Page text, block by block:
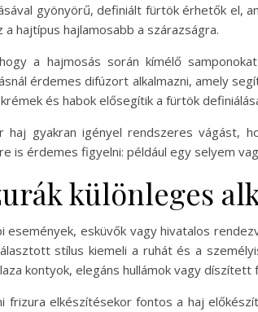
gyönyörű, definiált fürtök érhetők el,
a hajtípus hajlamosabb a szárazságra.
a hajmosás során kímélő
érdemes difúzort alkalmazni, amely
és habok elősegítik a fürtök
haj gyakran igényel rendszeres vágást,
is érdemes figyelni: például egy selyem
különleges
események, esküvők vagy hivatalos
stílus kiemeli a ruhát és a
kontyok, elegáns hullámok vagy díszített
frizura elkészítésekor fontos a haj